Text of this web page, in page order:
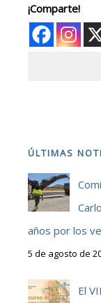
¡Comparte!
ÚLTIMAS
años por los
5 de agosto de
El